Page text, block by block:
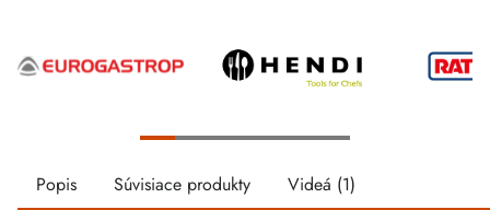
Popis Súvisiace produkty Videá (1)